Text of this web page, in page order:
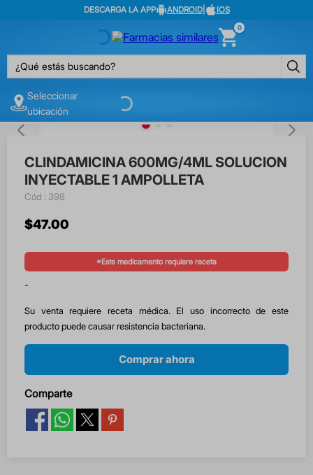
DESCARGA LA APP ANDROID| IOS
0
¿Qué estás buscando?
Seleccionar
ubicación
CLINDAMICINA 600MG/4ML SOLUCION
INYECTABLE 1 AMPOLLETA
: 398
$47.00
*Este medicamento requiere receta
-
Su venta requiere receta médica. El uso incorrecto de este
producto puede causar resistencia bacteriana.
Comprar ahora
Comparte